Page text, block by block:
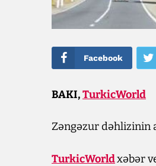
Facebook
BAKI,TurkicWorld
Zəngəzur dəhlizinin
TurkicWorldxəbər